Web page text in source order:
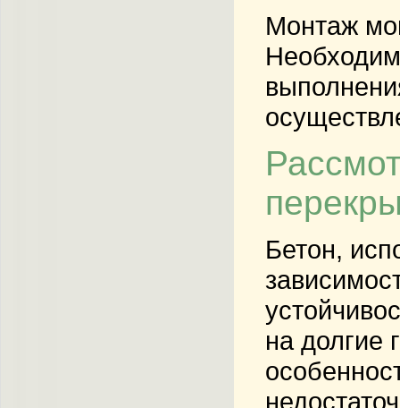
Монтаж
Бетон,
на долгие